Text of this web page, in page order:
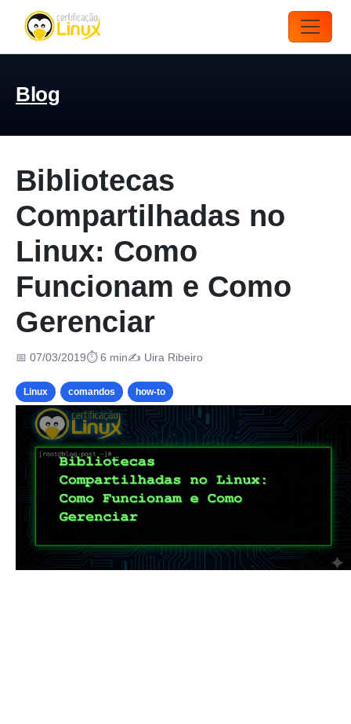
Blog
Bibliotecas
Compartilhadas no
Linux: Como
Funcionam e Como
Gerenciar
📅 07/03/2019⏱ 6 min✍️ Uira Ribeiro
Linux comandos how-to